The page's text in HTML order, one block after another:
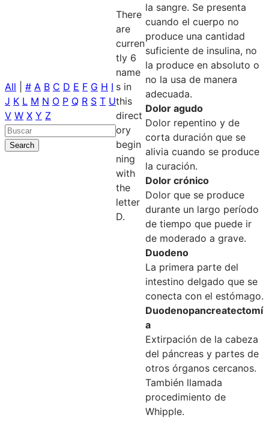
All # A B C D E F G H I
J K L M N O P Q R S T U
V W X Y Z
There
are
curren
tly 6
name
s in
this
direct
ory
begin
ning
with
the
letter
D.
la sangre. Se presenta
cuando el cuerpo no
produce una cantidad
suficiente de insulina, no
la produce en absoluto o
no la usa de manera
adecuada.
Dolor agudo
Dolor repentino y de
corta duración que se
alivia cuando se produce
la curación.
Dolor crónico
Dolor que se produce
durante un largo período
de tiempo que puede ir
de moderado a grave.
Duodeno
La primera parte del
intestino delgado que se
conecta con el estómago.
Duodenopancreatectomí
a
Extirpación de la cabeza
del páncreas y partes de
otros órganos cercanos.
También llamada
procedimiento de
Whipple.